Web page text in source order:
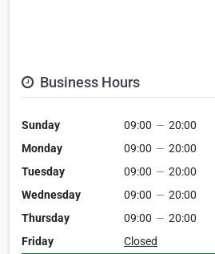
Business Hours
Sunday 09:00 — 20:00
Monday
09:00 — 20:00
Tuesday
09:00 — 20:00
Wednesday
09:00 — 20:00
Thursday
09:00 — 20:00
Friday
Closed